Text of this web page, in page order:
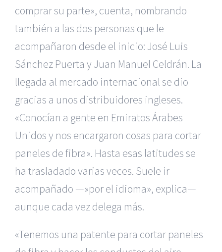
comprar su parte», cuenta, nombrando
también a las dos personas que le
acompañaron desde el inicio: José Luis
Sánchez Puerta y Juan Manuel Celdrán. La
llegada al mercado internacional se dio
gracias a unos distribuidores ingleses.
«Conocían a gente en Emiratos Árabes
Unidos y nos encargaron cosas para cortar
paneles de fibra». Hasta esas latitudes se
ha trasladado varias veces. Suele ir
acompañado —»por el idioma», explica—
aunque cada vez delega más.
«Tenemos una patente para cortar paneles